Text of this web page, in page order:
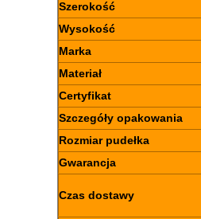
Szerokość
Wysokość
Marka
Materiał
Certyfikat
Szczegóły opakowania
Rozmiar pudełka
Gwarancja
Czas dostawy